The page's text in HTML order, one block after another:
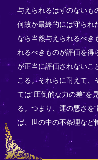
与えられるはずのないも
何故か最終的には守られ
なら当然与えられるべき
れるべきものが評価を得
が正当に評価されないこ
こる。それらに耐えて
ては“圧倒的な力の差”を
る。つまり、運の悪さを
ば、世の中の不条理など